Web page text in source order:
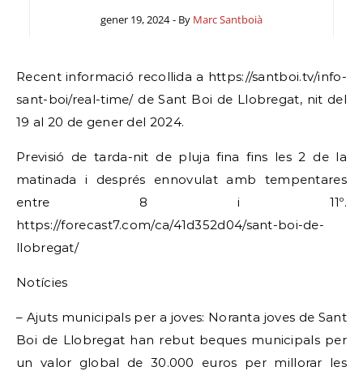
gener 19, 2024 - By Marc Santboià
Recent informació recollida a https://santboi.tv/info-
sant-boi/real-time/ de Sant Boi de Llobregat, nit del
19 al 20 de gener del 2024.
Previsió de tarda-nit de pluja fina fins les 2 de la
matinada i després ennovulat amb tempentares
entre 8 i 11º.
https://forecast7.com/ca/41d352d04/sant-boi-de-
llobregat/
Notícies
– Ajuts municipals per a joves: Noranta joves de Sant
Boi de Llobregat han rebut beques municipals per
un valor global de 30.000 euros per millorar les